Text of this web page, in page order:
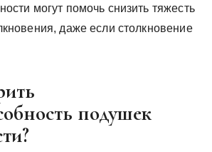
могут помочь снизить тяжесть
даже если столкновение
подушек